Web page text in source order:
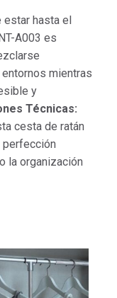
hasta el
A003 es
mientras
y
Técnicas:
cesta de ratán
perfección
la organización